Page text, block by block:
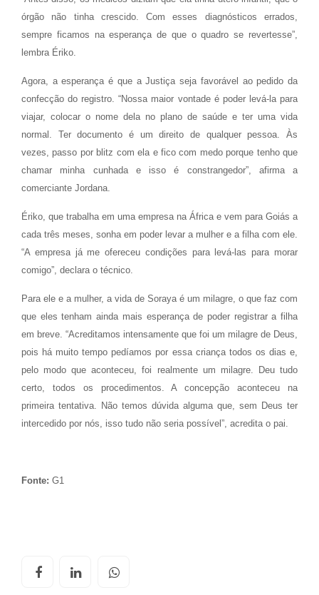
órgão não tinha crescido. Com esses diagnósticos errados,
sempre ficamos na esperança de que o quadro se revertesse”,
lembra Ériko.
Agora, a esperança é que a Justiça seja favorável ao pedido da
confecção do registro. “Nossa maior vontade é poder levá-la para
viajar, colocar o nome dela no plano de saúde e ter uma vida
normal. Ter documento é um direito de qualquer pessoa. Às
vezes, passo por blitz com ela e fico com medo porque tenho que
chamar minha cunhada e isso é constrangedor”, afirma a
comerciante Jordana.
Ériko, que trabalha em uma empresa na África e vem para Goiás a
cada três meses, sonha em poder levar a mulher e a filha com ele.
“A empresa já me ofereceu condições para levá-las para morar
comigo”, declara o técnico.
Para ele e a mulher, a vida de Soraya é um milagre, o que faz com
que eles tenham ainda mais esperança de poder registrar a filha
em breve. “Acreditamos intensamente que foi um milagre de Deus,
pois há muito tempo pedíamos por essa criança todos os dias e,
pelo modo que aconteceu, foi realmente um milagre. Deu tudo
certo, todos os procedimentos. A concepção aconteceu na
primeira tentativa. Não temos dúvida alguma que, sem Deus ter
intercedido por nós, isso tudo não seria possível”, acredita o pai.
Fonte: G1